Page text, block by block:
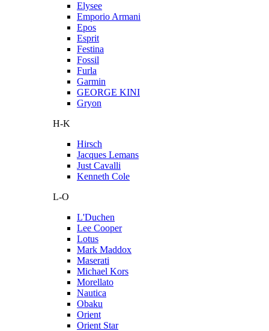
Elysee
Emporio Armani
Epos
Esprit
Festina
Fossil
Furla
Garmin
GEORGE KINI
Gryon
H-K
Hirsch
Jacques Lemans
Just Cavalli
Kenneth Cole
L-O
L'Duchen
Lee Cooper
Lotus
Mark Maddox
Maserati
Michael Kors
Morellato
Nautica
Obaku
Orient
Orient Star